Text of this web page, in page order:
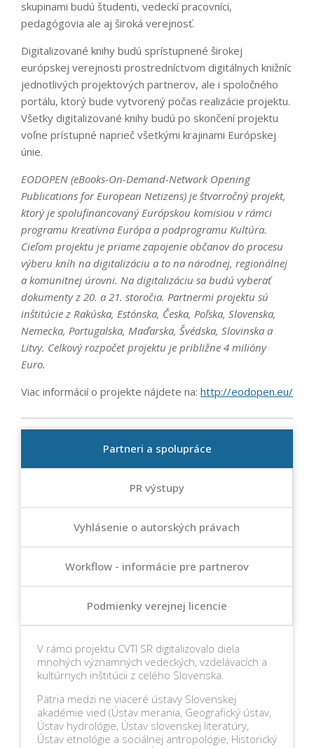
skupinami budú študenti, vedeckí pracovníci,
pedagógovia ale aj široká verejnosť.
Digitalizované knihy budú sprístupnené širokej
európskej verejnosti prostredníctvom digitálnych knižníc
jednotlivých projektových partnerov, ale i spoločného
portálu, ktorý bude vytvorený počas realizácie projektu.
Všetky digitalizované knihy budú po skončení projektu
voľne prístupné naprieč všetkými krajinami Európskej
únie.
EODOPEN (eBooks-On-Demand-Network Opening
Publications for European Netizens) je štvorročný projekt,
ktorý je spolufinancovaný Európskou komisiou v rámci
programu Kreatívna Európa a podprogramu Kultúra.
Cieľom projektu je priame zapojenie občanov do procesu
výberu kníh na digitalizáciu a to na národnej, regionálnej
a komunitnej úrovni. Na digitalizáciu sa budú vyberať
dokumenty z 20. a 21. storočia. Partnermi projektu sú
inštitúcie z Rakúska, Estónska, Česka, Poľska, Slovenska,
Nemecka, Portugalska, Maďarska, Švédska, Slovinska a
Litvy. Celkový rozpočet projektu je približne 4 milióny
Euro.
Viac informácií o projekte nájdete na: http://eodopen.eu/
Partneri a spolupráce
PR výstupy
Vyhlásenie o autorských právach
Workflow - informácie pre partnerov
Podmienky verejnej licencie
V rámci projektu CVTI SR digitalizovalo diela
mnohých významných vedeckých, vzdelávacích a
kultúrnych inštitúcii z celého Slovenska.
Patria medzi ne viaceré ústavy Slovenskej
akadémie vied (Ústav merania, Geografický ústav,
Ústav hydrológie, Ústav slovenskej literatúry,
Ústav etnológie a sociálnej antropológie, Historický